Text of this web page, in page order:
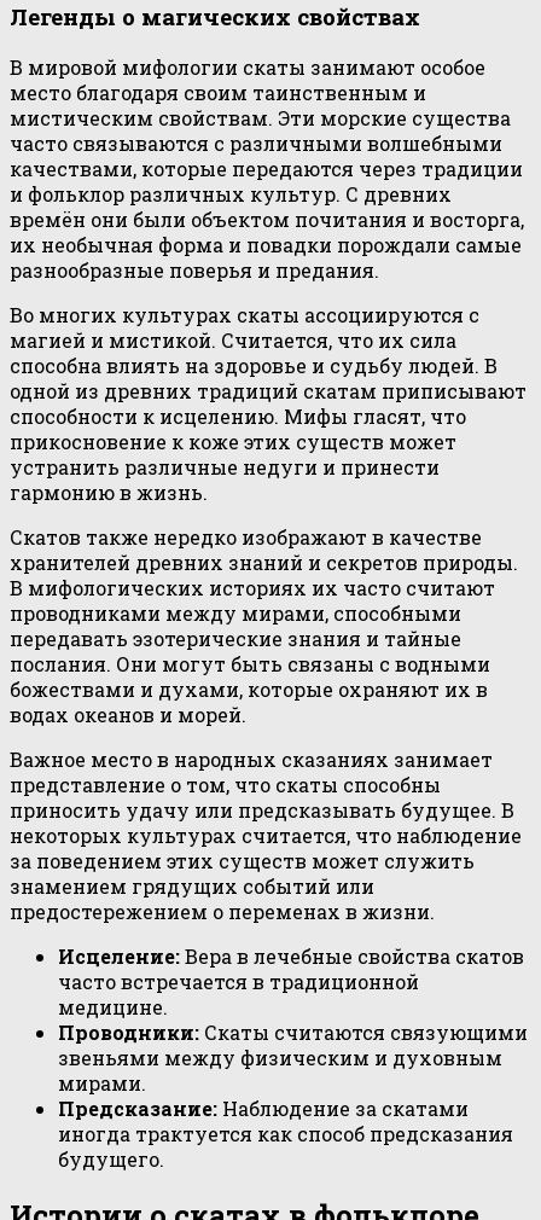
Легенды о магических свойствах
В мировой мифологии скаты занимают особое
место благодаря своим таинственным и
мистическим свойствам. Эти морские существа
часто связываются с различными волшебными
качествами, которые передаются через традиции
и фольклор различных культур. С древних
времён они были объектом почитания и восторга,
их необычная форма и повадки порождали самые
разнообразные поверья и предания.
Во многих культурах скаты ассоциируются с
магией и мистикой. Считается, что их сила
способна влиять на здоровье и судьбу людей. В
одной из древних традиций скатам приписывают
способности к исцелению. Мифы гласят, что
прикосновение к коже этих существ может
устранить различные недуги и принести
гармонию в жизнь.
Скатов также нередко изображают в качестве
хранителей древних знаний и секретов природы.
В мифологических историях их часто считают
проводниками между мирами, способными
передавать эзотерические знания и тайные
послания. Они могут быть связаны с водными
божествами и духами, которые охраняют их в
водах океанов и морей.
Важное место в народных сказаниях занимает
представление о том, что скаты способны
приносить удачу или предсказывать будущее. В
некоторых культурах считается, что наблюдение
за поведением этих существ может служить
знамением грядущих событий или
предостережением о переменах в жизни.
Исцеление:Вера в лечебные свойства скатов
часто встречается в традиционной
медицине.
Проводники: Скаты считаются связующими
звеньями между физическим и духовным
мирами.
Предсказание: Наблюдение за скатами
иногда трактуется как способ предсказания
будущего.